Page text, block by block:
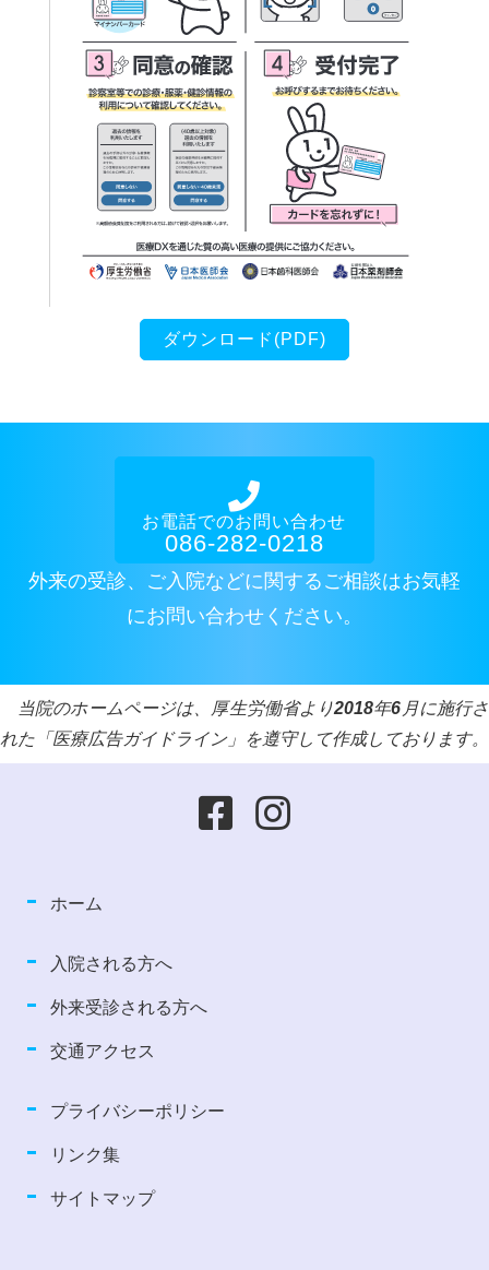
ダウンロード(PDF)
お電話でのお問い合わせ
086-282-0218
外来の受診、ご入院などに関するご相談はお気軽
にお問い合わせください。
当院のホームページは、厚生労働省より2018年6月に施行さ
れた「医療広告ガイドライン」を遵守して作成しております。
ホーム
入院される方へ
外来受診される方へ
交通アクセス
プライバシーポリシー
リンク集
サイトマップ